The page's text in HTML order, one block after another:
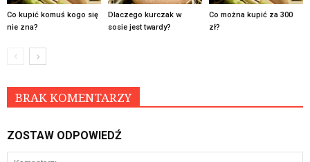
Co kupić komuś kogo się
nie zna?
Dlaczego kurczak w
sosie jest twardy?
Co można kupić za 300
zł?
BRAK KOMENTARZY
ZOSTAW ODPOWIEDŹ